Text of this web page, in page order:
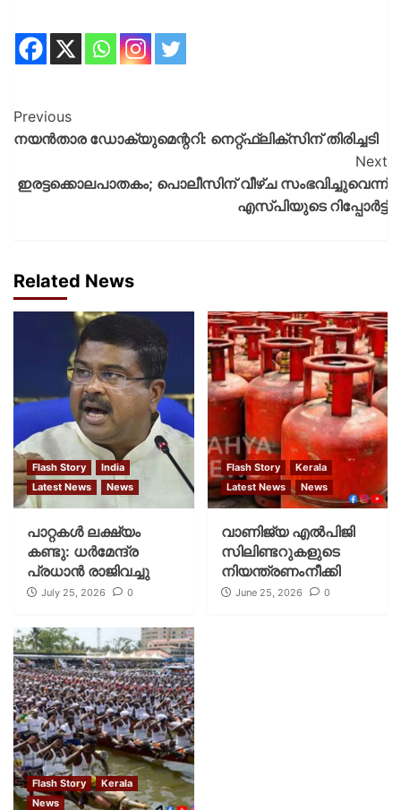
Previous
നയന്‍താര ഡോക്യുമെന്ററി: നെറ്റ്ഫ്ലിക്സിന് തിരിച്ചടി
Next
ഇരട്ടക്കൊലപാതകം; പൊലീസിന് വീഴ്‌ച സംഭവിച്ചുവെന്ന്
എസ്‌പിയുടെ റിപ്പോര്‍ട്ട്
Related News
Flash Story
India
Latest News
News
പാറ്റകള്‍ ലക്ഷ്യം
കണ്ടു: ധര്‍മേന്ദ്ര
പ്രധാന്‍ രാജിവച്ചു
July 25, 2026 0
Flash Story
Kerala
Latest News
News
വാണിജ്യ എൽപിജി
സിലിണ്ടറുകളുടെ
നിയന്ത്രണംനീക്കി
June 25, 2026 0
Flash Story
Kerala
News